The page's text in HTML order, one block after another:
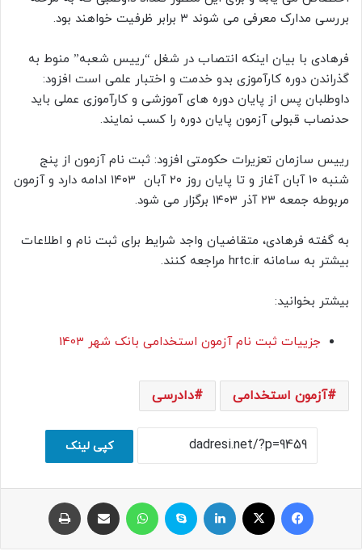
بررسی مدارک معرفی می شوند ۳ برابر ظرفیت خواهند بود.
فرهادی با بیان اینکه انتصاب در شغل “رییس شعبه” منوط به
گذراندن دوره کارآموزی بدو خدمت و اختبار علمی است افزود:
داوطلبان پس از پایان دوره های آموزشی و کارآموزی عملی باید
حدنصاب قبولی آزمون پایان دوره را کسب نمایند.
رییس سازمان تعزیرات حکومتی افزود: ثبت نام آزمون از پنج
شنبه ۱۰ آبان آغاز و تا پایان روز ۲۰ آبان ۱۴۰۳ ادامه دارد و آزمون
مربوطه جمعه ۲۳ آذر ۱۴۰۳ برگزار می شود.
به گفته فرهادی، متقاضیان واجد شرایط برای ثبت نام و اطلاعات
بیشتر به سامانه hrtc.ir مراجعه کنند.
بیشتر بخوانید:
جزییات ثبت نام آزمون استخدامی بانک شهر 1403
آزمون استخدامی دادرسی
کپی لینک
فیسبوک ایکس لینکداین اسکایپ واتس آپ اشتراک با ایمیل